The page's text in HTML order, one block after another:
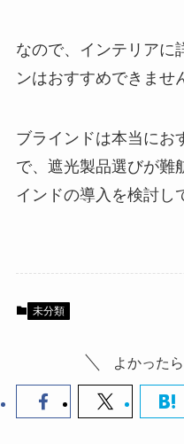
なので、インテリアに
ンはおすすめできませ
ブラインドは本当にお
で、遮光製品選びが難
インドの導入を検討し
未分類
よかった